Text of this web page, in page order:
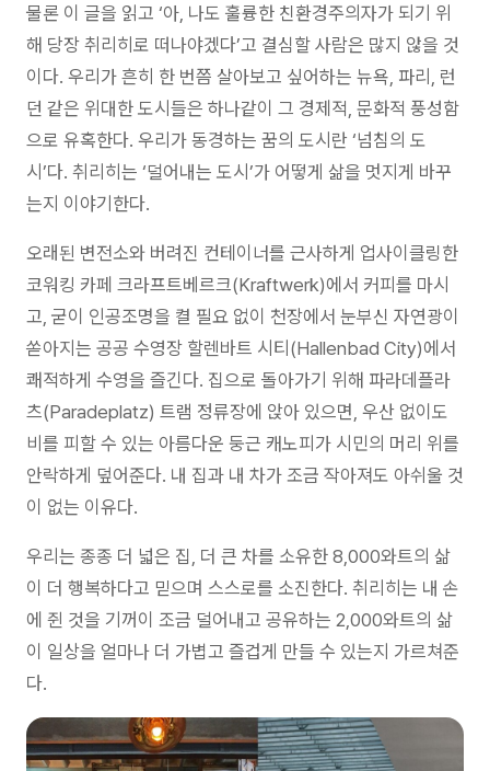
물론 이 글을 읽고 ‘아, 나도 훌륭한 친환경주의자가 되기 위
해 당장 취리히로 떠나야겠다’고 결심할 사람은 많지 않을 것
이다. 우리가 흔히 한 번쯤 살아보고 싶어하는 뉴욕, 파리, 런
던 같은 위대한 도시들은 하나같이 그 경제적, 문화적 풍성함
으로 유혹한다. 우리가 동경하는 꿈의 도시란 ‘넘침의 도
시’다. 취리히는 ‘덜어내는 도시’가 어떻게 삶을 멋지게 바꾸
는지 이야기한다.
오래된 변전소와 버려진 컨테이너를 근사하게 업사이클링한
코워킹 카페 크라프트베르크(Kraftwerk)에서 커피를 마시
고, 굳이 인공조명을 켤 필요 없이 천장에서 눈부신 자연광이
쏟아지는 공공 수영장 할렌바트 시티(Hallenbad City)에서
쾌적하게 수영을 즐긴다. 집으로 돌아가기 위해 파라데플라
츠(Paradeplatz) 트램 정류장에 앉아 있으면, 우산 없이도
비를 피할 수 있는 아름다운 둥근 캐노피가 시민의 머리 위를
안락하게 덮어준다. 내 집과 내 차가 조금 작아져도 아쉬울 것
이 없는 이유다.
우리는 종종 더 넓은 집, 더 큰 차를 소유한 8,000와트의 삶
이 더 행복하다고 믿으며 스스로를 소진한다. 취리히는 내 손
에 쥔 것을 기꺼이 조금 덜어내고 공유하는 2,000와트의 삶
이 일상을 얼마나 더 가볍고 즐겁게 만들 수 있는지 가르쳐준
다.